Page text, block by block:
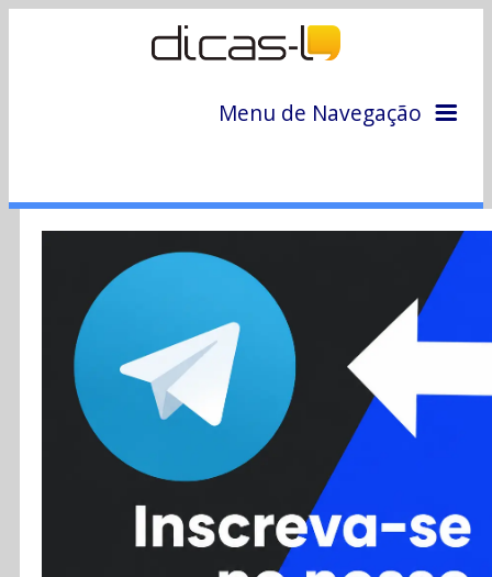
Menu de Navegação
Colunas
Colaboradores
Cursos